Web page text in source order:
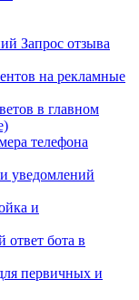
Запрос отзыва
на рекламные
в главном
телефона
уведомлений
и
ответ бота в
первичных и